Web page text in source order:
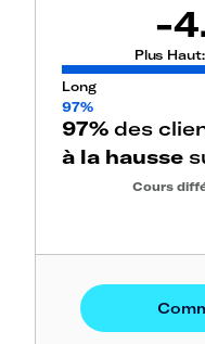
-
Plus Haut:
Long
97%
97% des
à la hausse
Cours